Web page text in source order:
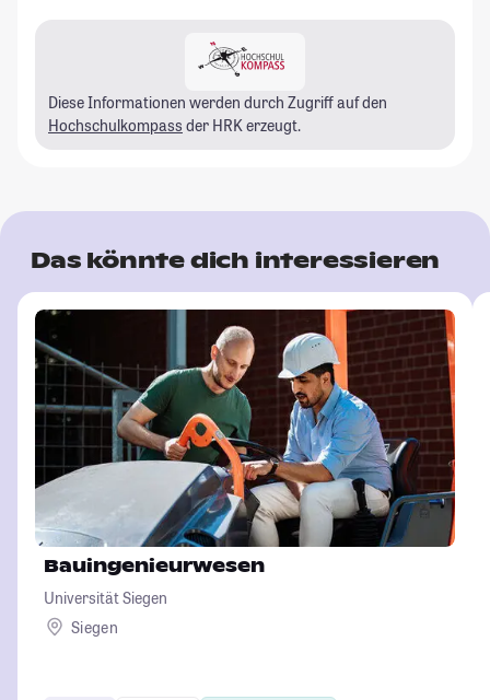
Diese Informationen werden durch Zugriff auf den
Hochschulkompass der HRK erzeugt.
Das könnte dich interessieren
Bauingenieurwesen
Universität Siegen
Siegen